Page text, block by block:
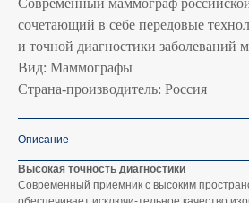
Современный маммограф
сочетающий в себе передовые
и точной диагностики заболеваний
Вид: Маммографы
Страна-производитель: Россия
Описание
Высокая точность диагностики
Современный приемник с высоким